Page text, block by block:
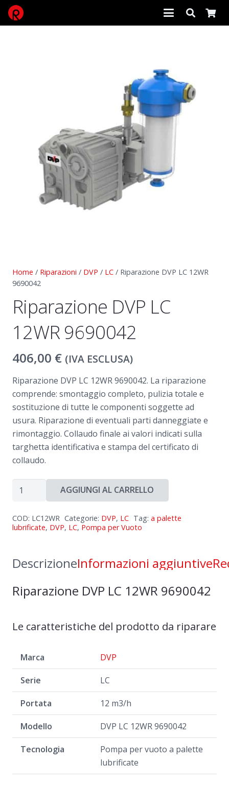
Home / Riparazioni / DVP / LC / Riparazione DVP LC 12WR
9690042
Riparazione DVP LC
12WR 9690042
406,00 € (IVA ESCLUSA)
Riparazione DVP LC 12WR 9690042. La riparazione
comprende: smontaggio completo, pulizia totale e
sostituzione di tutte le componenti soggette ad
usura. Riparazione di eventuali parti danneggiate e
rimontaggio. Collaudo finale ai valori indicati sulla
targhetta identificativa e stampa del certificato di
collaudo.
Riparazione
12WR
AGGIUNGI AL CARRELLO
COD: LC12WR Categorie: DVP, LC Tag: a palette
lubrificate, DVP, LC, Pompa per Vuoto
DescrizioneInformazioni aggiuntive
Riparazione DVP LC 12WR 9690042
Le caratteristiche del prodotto da riparare
Marca DVP
Serie LC
Portata 12 m3/h
Modello DVP LC 12WR 9690042
Tecnologia
Pompa per vuoto a palette
lubrificate